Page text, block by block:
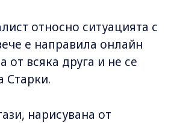
относно ситуацията с
е направила онлайн
от всяка друга и не се
Старки.
нарисувана от